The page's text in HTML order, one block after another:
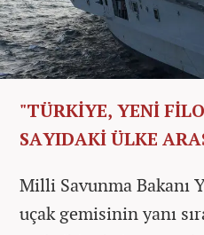
"TÜRKİYE, YENİ
SAYIDAKİ ÜLKE
Milli Savunma Bakanı
uçak gemisinin yanı